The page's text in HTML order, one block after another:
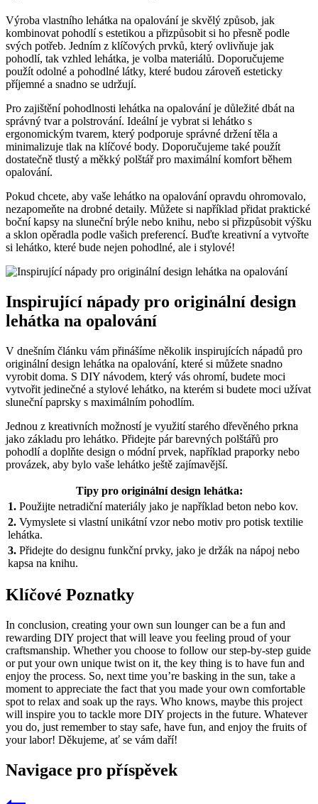
Výroba vlastního lehátka na opalování je skvělý způsob, jak
kombinovat pohodlí s estetikou a přizpůsobit si ho přesně podle
svých potřeb. Jedním z klíčových prvků, který ovlivňuje jak
pohodlí, tak vzhled lehátka, je volba materiálů. Doporučujeme
použít odolné a pohodlné látky, které budou zároveň esteticky
příjemné a snadno se udržují.
Pro zajištění pohodlnosti lehátka na opalování je důležité dbát na
správný tvar a polstrování. Ideální je vybrat si lehátko s
ergonomickým tvarem, který podporuje správné držení těla a
minimalizuje tlak na klíčové body. Doporučujeme také použít
dostatečně tlustý a měkký polštář pro maximální komfort během
opalování.
Pokud chcete, aby vaše lehátko na opalování opravdu ohromovalo,
nezapomeňte na drobné detaily. Můžete si například přidat praktické
boční kapsy na sluneční brýle nebo knihu, nebo si přizpůsobit výšku
a sklon opěradla podle vašich preferencí. Buďte kreativní a vytvořte
si lehátko, které bude nejen pohodlné, ale i stylové!
Inspirující nápady pro originální design
lehátka na opalování
V dnešním článku vám přinášíme několik inspirujících nápadů pro
originální design lehátka na opalování, které si můžete snadno
vyrobit doma. S DIY návodem, který vás ohromí, budete moci
vytvořit jedinečné a stylové lehátko, na kterém si budete moci užívat
sluneční paprsky s maximálním pohodlím.
Jednou z kreativních možností je využití starého dřevěného prkna
jako základu pro lehátko. Přidejte pár barevných polštářů pro
pohodlí a doplňte design o módní prvek, například praporky nebo
provázek, aby bylo vaše lehátko ještě zajímavější.
Tipy pro originální design lehátka:
1. Použijte netradiční materiály jako je například beton nebo kov.
2. Vymyslete si vlastní unikátní vzor nebo motiv pro potisk textilie
lehátka.
3. Přidejte do designu funkční prvky, jako je držák na nápoj nebo
kapsa na knihu.
Klíčové Poznatky
In conclusion, creating your own sun lounger can be a fun and
rewarding DIY project that will leave you feeling proud of your
craftsmanship. Whether you choose to follow our step-by-step guide
or put your own unique twist on it, the key thing is to have fun and
enjoy the process. So, next time you’re basking in the sun, take a
moment to appreciate the fact that you made your own comfortable
spot to relax and soak up the rays. Who knows, maybe this project
will inspire you to tackle more DIY projects in the future. Whatever
you do, just remember to stay safe, have fun, and enjoy the fruits of
your labor! Děkujeme, ať se vám daří!
Navigace pro příspěvek